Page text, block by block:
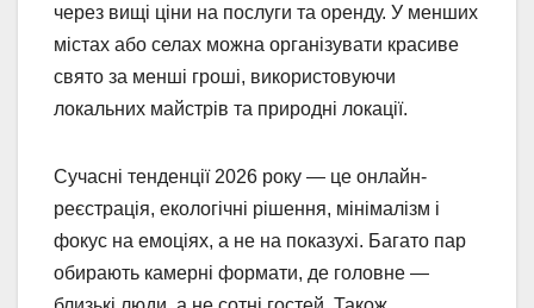
через вищі ціни на послуги та оренду. У менших
містах або селах можна організувати красиве
свято за менші гроші, використовуючи
локальних майстрів та природні локації.
Сучасні тенденції 2026 року — це онлайн-
реєстрація, екологічні рішення, мінімалізм і
фокус на емоціях, а не на показухі. Багато пар
обирають камерні формати, де головне —